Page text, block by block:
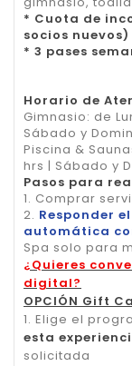
* Cuota de
socios nuevos)
* 3 pases
Horario de
Gimnasio: de
Sábado y
Piscina &
hrs | Sábado y
Pasos para
1. Comprar
2. Responder
automática
Spa solo para
¿Quieres
digital?
OPCIÓN Gift
1. Elige el
esta
solicitada